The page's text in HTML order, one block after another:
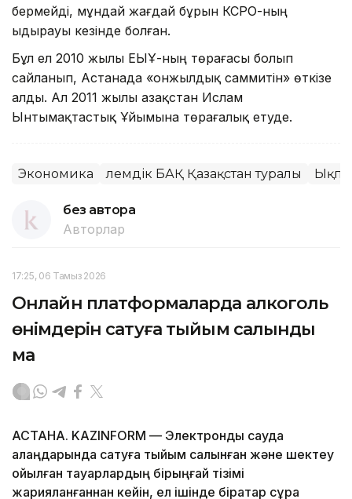
бермейді, мұндай жағдай бұрын КСРО-ның
ыдырауы кезінде болған.
Бұл ел 2010 жылы ЕҚЫҰ-ның төрағасы болып
сайланып, Астанада «онжылдық саммитін» өткізе
алды. Ал 2011 жылы Қазақстан Ислам
Ынтымақтастық Ұйымына төрағалық етуде.
Экономика Әлемдік БАҚ Қазақстан туралы
без автора
Авторлар
17:25, 06 Тамыз 2026
Онлайн платформаларда алкоголь
өнімдерін сатуға тыйым салынды
ма
АСТАНА. KAZINFORM — Электрондық сауда
алаңдарында сатуға тыйым салынған және шектеу
қойылған тауарлардың бірыңғай тізімі
жарияланғаннан кейін, ел ішінде бірқатар сұрақ